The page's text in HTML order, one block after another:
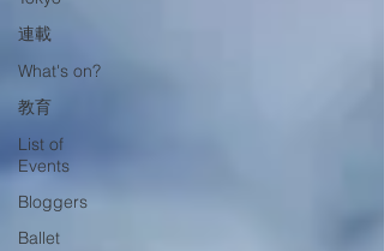
連載
What's on?
教育
List of
Events
Bloggers
Ballet